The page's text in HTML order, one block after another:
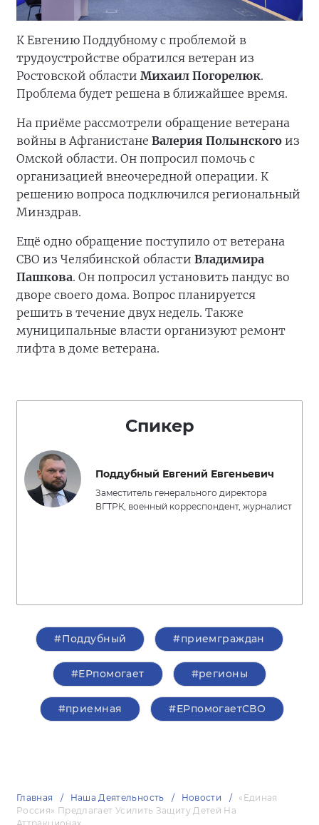
К Евгению Поддубному с проблемой в
трудоустройстве обратился ветеран из
Ростовской области Михаил Погорелюк.
Проблема будет решена в ближайшее время.
На приёме рассмотрели обращение ветерана
войны в Афганистане Валерия Полынского из
Омской области. Он попросил помочь с
организацией внеочередной операции. К
решению вопроса подключился региональный
Минздрав.
Ещё одно обращение поступило от ветерана
СВО из Челябинской области Владимира
Пашкова. Он попросил установить пандус во
дворе своего дома. Вопрос планируется
решить в течение двух недель. Также
муниципальные власти организуют ремонт
лифта в доме ветерана.
Спикер
Поддубный Евгений Евгеньевич
Заместитель генерального директора
ВГТРК, военный корреспондент, журналист
#Поддубный #приемграждан
#ЕРпомогает #регионы
#приемная #ЕРпомогаетСВО
Главная Наша Деятельность Новости
«Единая
Россия» Предлагает Усилить Защиту Детей На